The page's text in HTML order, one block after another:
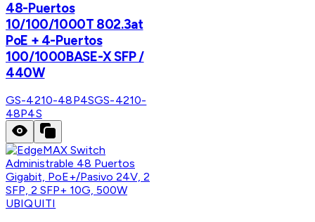
48-Puertos
10/100/1000T 802.3at
PoE + 4-Puertos
100/1000BASE-X SFP /
440W
GS-4210-48P4SGS-4210-
48P4S
UBIQUITI